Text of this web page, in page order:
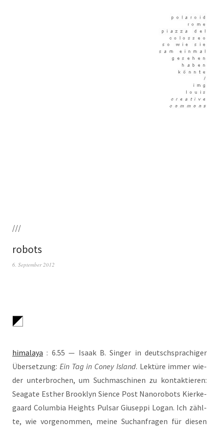
///
robots
6. September 2012
hima­la­ya : 6.55 — Isaak B. Sin­ger in deutsch­spra­chi­ger
Über­set­zung: Ein Tag in Coney Island. Lek­tü­re immer wie­
der unter­bro­chen, um Such­ma­schi­nen zu kon­tak­tie­ren:
Sea­gate Esther Brook­lyn Sience Post Nano­ro­bots Kier­ke­
gaard Colum­bia Heights Pul­sar Giu­sep­pi Logan. Ich zähl­
te, wie vor­ge­nom­men, mei­ne Such­an­fra­gen für die­sen